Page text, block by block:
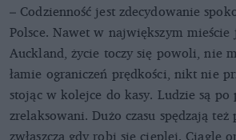
– Codzienność jest zdecydowanie
Polsce. Nawet w największym
Auckland, życie toczy się powoli, nie
łamie ograniczeń prędkości, nikt nie
stojąc w kolejce do kasy. Ludzie są po
zrelaksowani. Dużo czasu spędzają też